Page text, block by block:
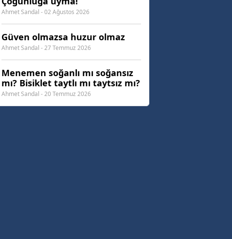
Ahmet Sandal - 02 Ağustos 2026
Güven olmazsa huzur olmaz
Ahmet Sandal - 27 Temmuz 2026
Menemen soğanlı mı soğansız
mı? Bisiklet taytlı mı taytsız mı?
Ahmet Sandal - 20 Temmuz 2026